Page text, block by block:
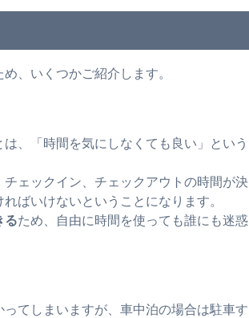
、いくつかご紹介します。
、「時間を気にしなくても良い」という
ェックイン、チェックアウトの時間が決
ばいけないということになります。
るため、自由に時間を使っても誰にも迷惑
てしまいますが、車中泊の場合は駐車す